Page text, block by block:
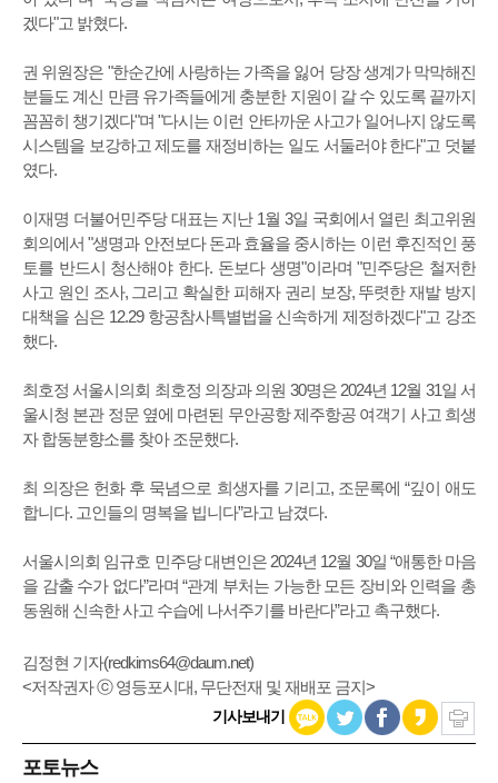
겠다"고 밝혔다.
권 위원장은 "한순간에 사랑하는 가족을 잃어 당장 생계가 막막해진
분들도 계신 만큼 유가족들에게 충분한 지원이 갈 수 있도록 끝까지
꼼꼼히 챙기겠다"며 "다시는 이런 안타까운 사고가 일어나지 않도록
시스템을 보강하고 제도를 재정비하는 일도 서둘러야 한다"고 덧붙
였다.
이재명 더불어민주당 대표는 지난 1월 3일 국회에서 열린 최고위원
회의에서 "생명과 안전보다 돈과 효율을 중시하는 이런 후진적인 풍
토를 반드시 청산해야 한다. 돈보다 생명"이라며 "민주당은 철저한
사고 원인 조사, 그리고 확실한 피해자 권리 보장, 뚜렷한 재발 방지
대책을 심은 12.29 항공참사특별법을 신속하게 제정하겠다"고 강조
했다.
최호정 서울시의회 최호정 의장과 의원 30명은 2024년 12월 31일 서
울시청 본관 정문 옆에 마련된 무안공항 제주항공 여객기 사고 희생
자 합동분향소를 찾아 조문했다.
최 의장은 헌화 후 묵념으로 희생자를 기리고, 조문록에 “깊이 애도
합니다. 고인들의 명복을 빕니다”라고 남겼다.
서울시의회 임규호 민주당 대변인은 2024년 12월 30일 “애통한 마음
을 감출 수가 없다”라며 “관계 부처는 가능한 모든 장비와 인력을 총
동원해 신속한 사고 수습에 나서주기를 바란다”라고 촉구했다.
김정현 기자(redkims64@daum.net)
<저작권자 ⓒ 영등포시대, 무단전재 및 재배포 금지>
기사보내기
포토뉴스